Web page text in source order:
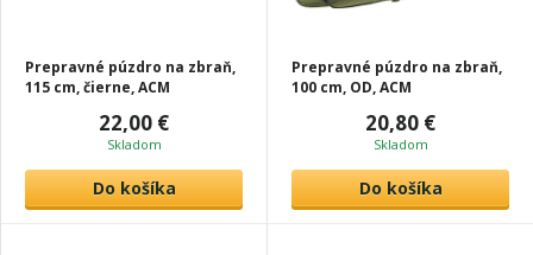
Prepravné púzdro na zbraň,
115 cm, čierne, ACM
22,00 €
Skladom
Do košíka
Prepravné púzdro na zbraň,
100 cm, OD, ACM
20,80 €
Skladom
Do košíka